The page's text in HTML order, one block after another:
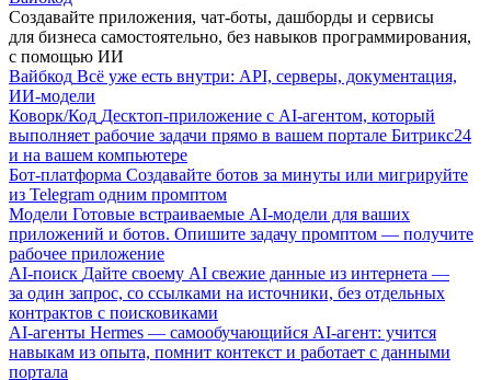
Создавайте приложения, чат-боты, дашборды и сервисы
для бизнеса самостоятельно, без навыков программирования,
с помощью ИИ
Вайбкод Всё уже есть внутри: API, серверы, документация,
ИИ-модели
Коворк/Код Десктоп-приложение с AI-агентом, который
выполняет рабочие задачи прямо в вашем портале Битрикс24
и на вашем компьютере
Бот-платформа Создавайте ботов за минуты или мигрируйте
из Telegram одним промптом
Модели Готовые встраиваемые AI-модели для ваших
приложений и ботов. Опишите задачу промптом — получите
рабочее приложение
AI-поиск Дайте своему AI свежие данные из интернета —
за один запрос, со ссылками на источники, без отдельных
контрактов с поисковиками
AI-агенты Hermes — самообучающийся AI-агент: учится
навыкам из опыта, помнит контекст и работает с данными
портала